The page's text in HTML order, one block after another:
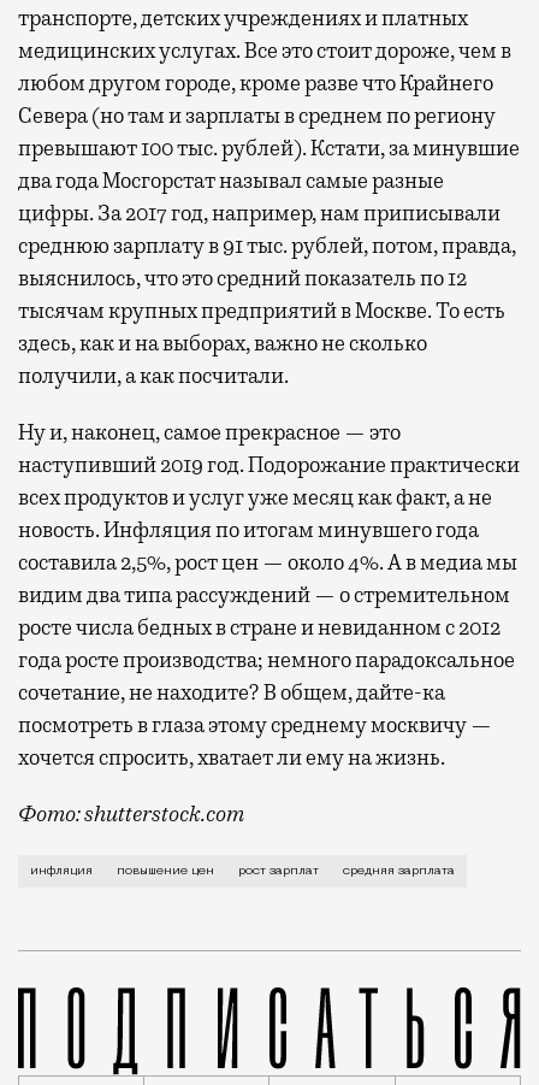
транспорте, детских учреждениях и платных
медицинских услугах. Все это стоит дороже, чем в
любом другом городе, кроме разве что Крайнего
Севера (но там и зарплаты в среднем по региону
превышают 100 тыс. рублей). Кстати, за минувшие
два года Мосгорстат называл самые разные
цифры. За 2017 год, например, нам приписывали
среднюю зарплату в 91 тыс. рублей, потом, правда,
выяснилось, что это средний показатель по 12
тысячам крупных предприятий в Москве. То есть
здесь, как и на выборах, важно не сколько
получили, а как посчитали.
Ну и, наконец, самое прекрасное — это
наступивший 2019 год. Подорожание практически
всех продуктов и услуг уже месяц как факт, а не
новость. Инфляция по итогам минувшего года
составила 2,5%, рост цен — около 4%. А в медиа мы
видим два типа рассуждений — о стремительном
росте числа бедных в стране и невиданном с 2012
года росте производства; немного парадоксальное
сочетание, не находите? В общем, дайте-ка
посмотреть в глаза этому среднему москвичу —
хочется спросить, хватает ли ему на жизнь.
Фото: shutterstock.com
Вы могли этого не заметить за повышением цен и
инфляция повышение цен рост зарплат средняя зарплата